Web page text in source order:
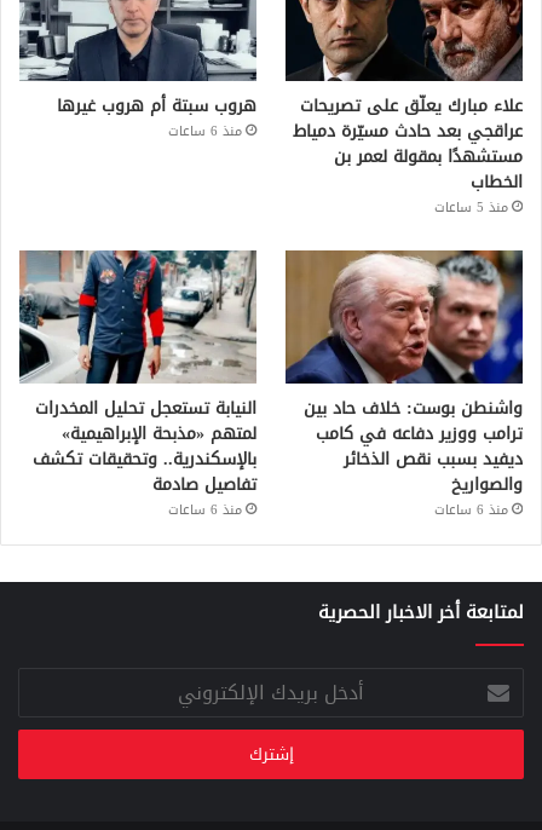
علاء مبارك يعلّق على تصريحات
عراقجي بعد حادث مسيّرة دمياط
مستشهدًا بمقولة لعمر بن
الخطاب
منذ 5 ساعات
هروب سبتة أم هروب غيرها
منذ 6 ساعات
واشنطن بوست: خلاف حاد بين
ترامب ووزير دفاعه في كامب
ديفيد بسبب نقص الذخائر
والصواريخ
منذ 6 ساعات
النيابة تستعجل تحليل المخدرات
لمتهم «مذبحة الإبراهيمية»
بالإسكندرية.. وتحقيقات تكشف
تفاصيل صادمة
منذ 6 ساعات
لمتابعة أخر الاخبار الحصرية
أدخل
بريدك
الإلكتروني